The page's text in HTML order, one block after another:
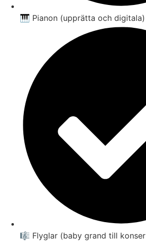
🎹 Pianon (upprätta och digitala)
🎼 Flyglar (baby grand till